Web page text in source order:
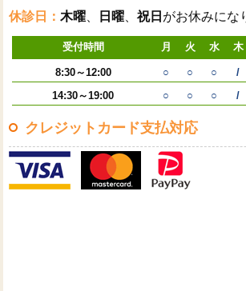
休診日：木曜 日曜 、祝日 がお休みにな
受付時間 月 火 水 木
8:30～12:00 ○ ○ ○ /
14:30～19:00
○ ○ ○ /
クレジットカード支払対応